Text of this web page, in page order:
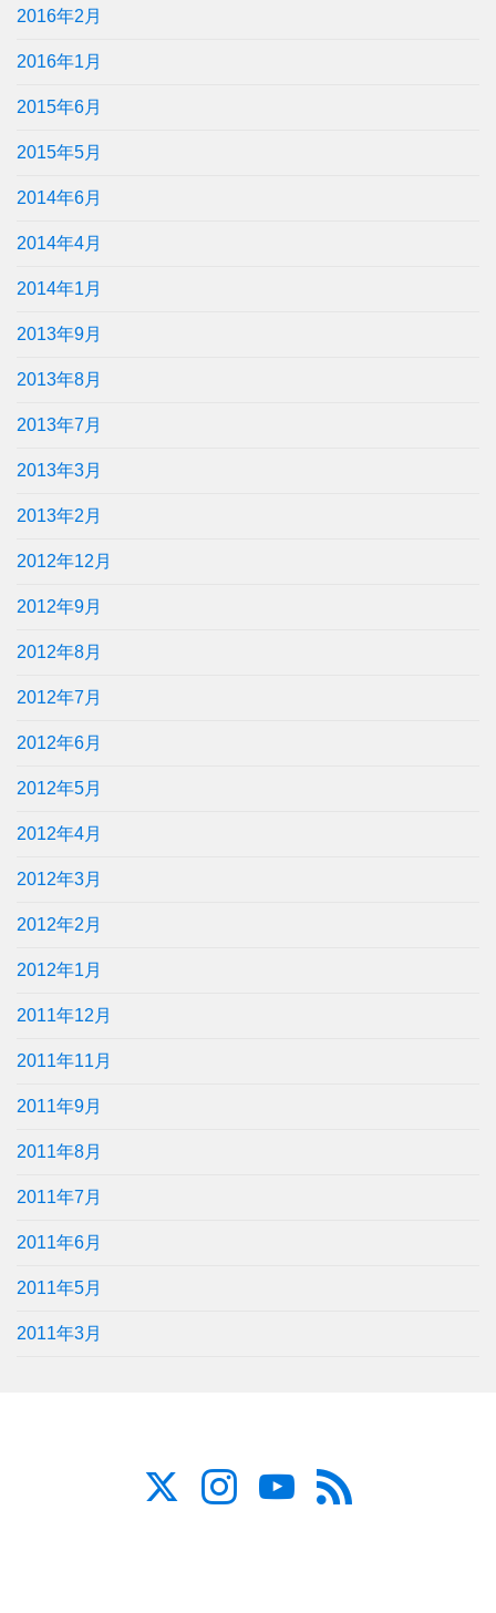
2016年2月
2016年1月
2015年6月
2015年5月
2014年6月
2014年4月
2014年1月
2013年9月
2013年8月
2013年7月
2013年3月
2013年2月
2012年12月
2012年9月
2012年8月
2012年7月
2012年6月
2012年5月
2012年4月
2012年3月
2012年2月
2012年1月
2011年12月
2011年11月
2011年9月
2011年8月
2011年7月
2011年6月
2011年5月
2011年3月